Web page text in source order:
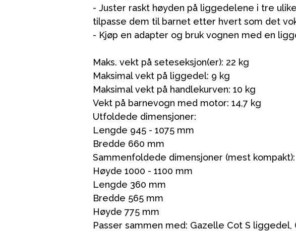
- Juster raskt høyden på liggedelene i tre
tilpasse dem til barnet etter hvert som det
- Kjøp en adapter og bruk vognen med en
Maks. vekt på seteseksjon(er): 22 kg
Maksimal vekt på liggedel: 9 kg
Maksimal vekt på handlekurven: 10 kg
Vekt på barnevogn med motor: 14,7 kg
Utfoldede dimensjoner:
Lengde 945 - 1075 mm
Bredde 660 mm
Sammenfoldede dimensjoner (mest kompakt):
Høyde 1000 - 1100 mm
Lengde 360 mm
Bredde 565 mm
Høyde 775 mm
Passer sammen med: Gazelle Cot S